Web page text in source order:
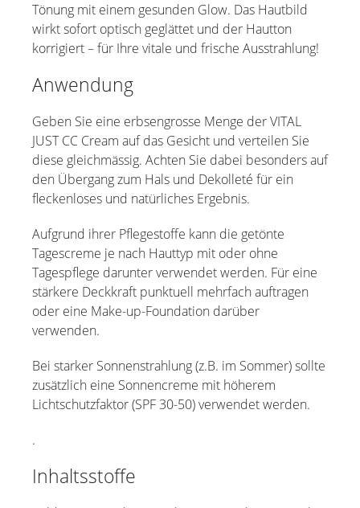
Tönung mit einem gesunden Glow. Das Hautbild
wirkt sofort optisch geglättet und der Hautton
korrigiert – für Ihre vitale und frische Ausstrahlung!
Anwendung
Geben Sie eine erbsengrosse Menge der VITAL
JUST CC Cream auf das Gesicht und verteilen Sie
diese gleichmässig. Achten Sie dabei besonders auf
den Übergang zum Hals und Dekolleté für ein
fleckenloses und natürliches Ergebnis.
Aufgrund ihrer Pflegestoffe kann die getönte
Tagescreme je nach Hauttyp mit oder ohne
Tagespflege darunter verwendet werden. Für eine
stärkere Deckkraft punktuell mehrfach auftragen
oder eine Make-up-Foundation darüber
verwenden.
Bei starker Sonnenstrahlung (z.B. im Sommer) sollte
zusätzlich eine Sonnencreme mit höherem
Lichtschutzfaktor (SPF 30-50) verwendet werden.
.
Inhaltsstoffe